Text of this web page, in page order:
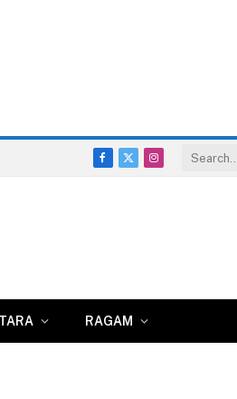
Facebook
X
Instagram
RAGAM